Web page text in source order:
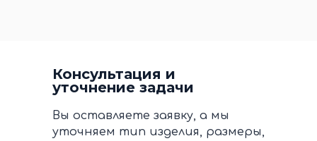
Консультация и
уточнение задачи
Вы оставляете заявку, а мы
уточняем тип изделия, размеры,